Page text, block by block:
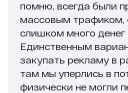
помню, всегда были
массовым трафиком,
слишком много денег
Единственным
закупать рекламу в
там мы уперлись в
физически не могли